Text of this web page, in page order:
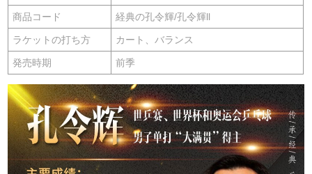
商品コード 経典の孔令輝/孔令輝ll
ラケットの打ち方 カート、バランス
発売時期 前季